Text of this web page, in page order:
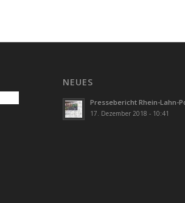
NEUES
Pressebericht Rhein-Lahn-
17. Dezember 2018 - 10:41